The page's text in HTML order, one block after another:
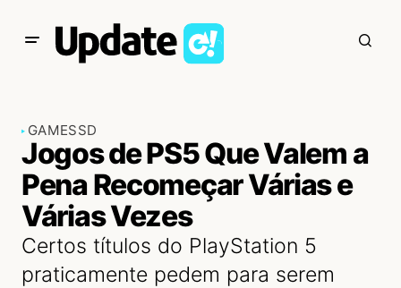
GAMESSD
Jogos de PS5 Que Valem a
Pena Recomeçar Várias e
Várias Vezes
Certos títulos do PlayStation 5
praticamente pedem para serem